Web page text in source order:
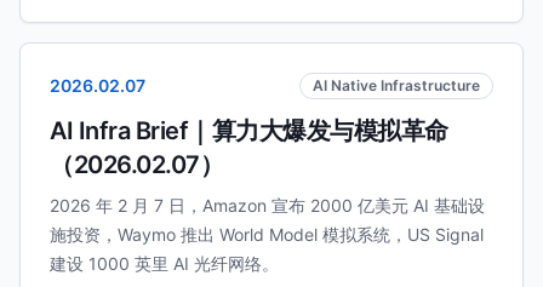
2026.02.07 AI Native Infrastructure
AI Infra Brief｜算力大爆发与模拟革命
（2026.02.07）
2026 年 2 月 7 日，Amazon 宣布 2000 亿美元 AI 基础设
施投资，Waymo 推出 World Model 模拟系统，US Signal
建设 1000 英里 AI 光纤网络。